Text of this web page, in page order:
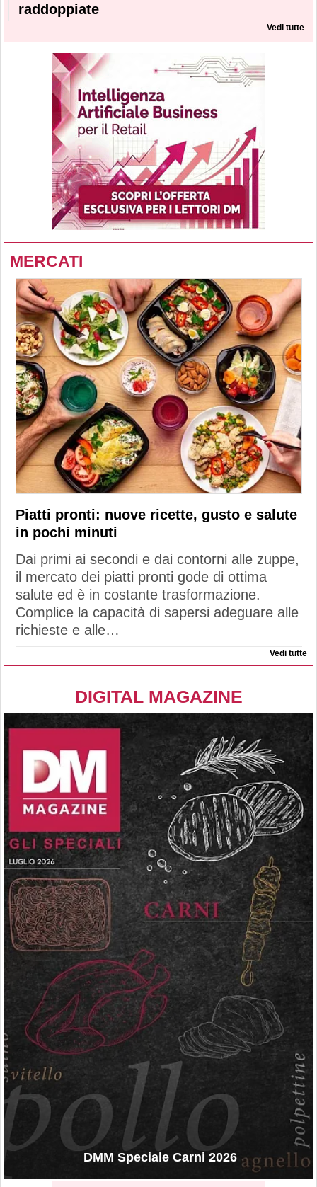
raddoppiate
Vedi tutte
MERCATI
Piatti pronti: nuove ricette, gusto e salute
in pochi minuti
Dai primi ai secondi e dai contorni alle zuppe,
il mercato dei piatti pronti gode di ottima
salute ed è in costante trasformazione.
Complice la capacità di sapersi adeguare alle
richieste e alle…
Vedi tutte
DIGITAL MAGAZINE
DMM Speciale Carni 2026